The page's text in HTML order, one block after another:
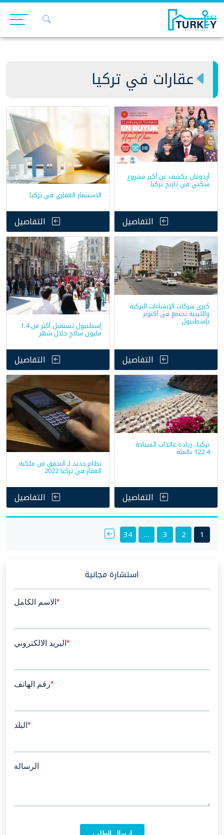
Skip
content
عقارات في تركيا
أردوغان يكشف عن أكبر مشروع
سكني في تاريخ تركيا
التفاصيل
الاستثمار العقاري في تركيا
التفاصيل
كبرى شركات الإنشاءات التركية
والليبية تجتمع في أكتوبر
بإسطنبول
التفاصيل
إسطنبول تستقبل أكثر من 1.4
مليون سائح خلال شهر
التفاصيل
تركيا.. زيادة عائدات السياحة
122.4 بالمئة
التفاصيل
نظام جديد لـ التحقق من ملكية
العقار في تركيا 2022
التفاصيل
Posts
pagination
1
2
3
…
34
استشارة مجانية